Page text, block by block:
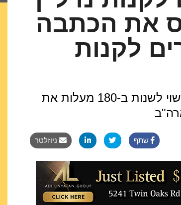
את הכתבה
לקנות
כל הפרטים על החוק החדש שעבר השבוע שעשוי לשנות ב-180 מעלות את